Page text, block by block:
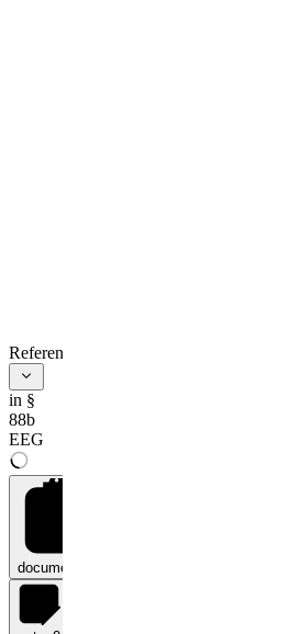
References
in §
88b
EEG
documents